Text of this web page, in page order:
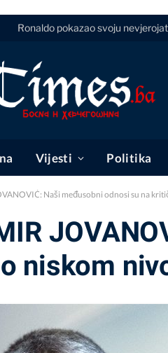
Ronaldo pokazao svoju
Vijesti Politika
Naši međusobni odnosi su na
niskom